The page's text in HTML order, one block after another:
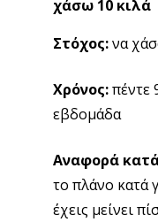
Άσκηση δύναμης
θυμήσου η
με δυσκολία.
Σετ κι